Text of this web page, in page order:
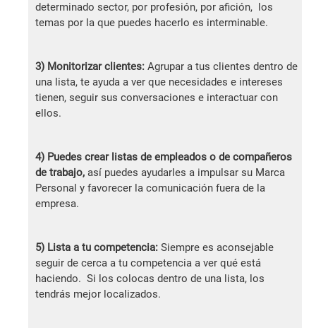
determinado sector, por profesión, por afición, los
temas por la que puedes hacerlo es interminable.
3) Monitorizar clientes: Agrupar a tus clientes dentro de
una lista, te ayuda a ver que necesidades e intereses
tienen, seguir sus conversaciones e interactuar con
ellos.
4) Puedes crear listas de empleados o de compañeros
de trabajo, así puedes ayudarles a impulsar su Marca
Personal y favorecer la comunicación fuera de la
empresa.
5) Lista a tu competencia: Siempre es aconsejable
seguir de cerca a tu competencia a ver qué está
haciendo. Si los colocas dentro de una lista, los
tendrás mejor localizados.